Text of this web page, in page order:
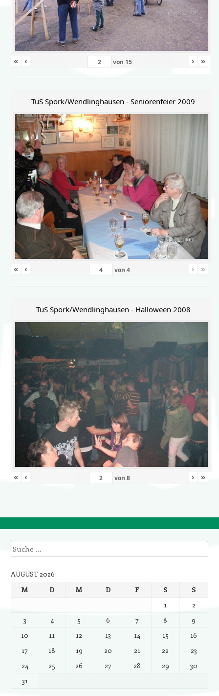
« ‹ von 15 › »
TuS Spork/Wendlinghausen - Seniorenfeier 2009
« ‹ von 4 › »
TuS Spork/Wendlinghausen - Halloween 2008
« ‹ von 8 › »
Suche
AUGUST 2026
M
D M D F S
S
1
2
3
4 5 6 7 8
9
10
11 12 13 14 15
16
17
18 19 20 21 22
23
24
25 26 27 28 29
30
31